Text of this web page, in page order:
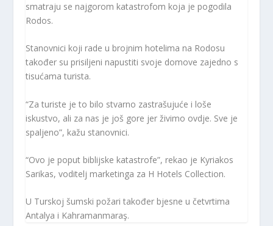
smatraju se najgorom katastrofom koja je pogodila
Rodos.
Stanovnici koji rade u brojnim hotelima na Rodosu
također su prisiljeni napustiti svoje domove zajedno s
tisućama turista.
“Za turiste je to bilo stvarno zastrašujuće i loše
iskustvo, ali za nas je još gore jer živimo ovdje. Sve je
spaljeno”, kažu stanovnici.
“Ovo je poput biblijske katastrofe”, rekao je Kyriakos
Sarikas, voditelj marketinga za H Hotels Collection.
U Turskoj šumski požari također bjesne u četvrtima
Antalya i Kahramanmaraş.